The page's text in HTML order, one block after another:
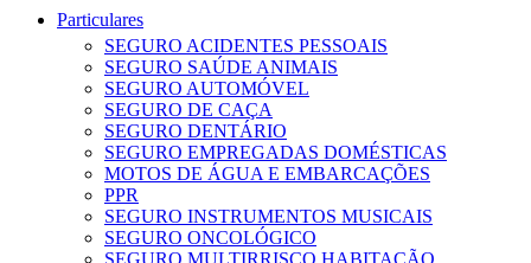
Particulares
SEGURO ACIDENTES PESSOAIS
SEGURO SAÚDE ANIMAIS
SEGURO AUTOMÓVEL
SEGURO DE CAÇA
SEGURO DENTÁRIO
SEGURO EMPREGADAS DOMÉSTICAS
MOTOS DE ÁGUA E EMBARCAÇÕES
PPR
SEGURO INSTRUMENTOS MUSICAIS
SEGURO ONCOLÓGICO
SEGURO MULTIRRISCO HABITAÇÃO